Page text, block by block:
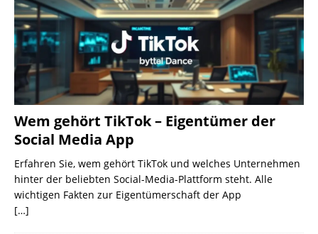
Wem gehört TikTok – Eigentümer der
Social Media App
Erfahren Sie, wem gehört TikTok und welches Unternehmen
hinter der beliebten Social-Media-Plattform steht. Alle
wichtigen Fakten zur Eigentümerschaft der App
[…]